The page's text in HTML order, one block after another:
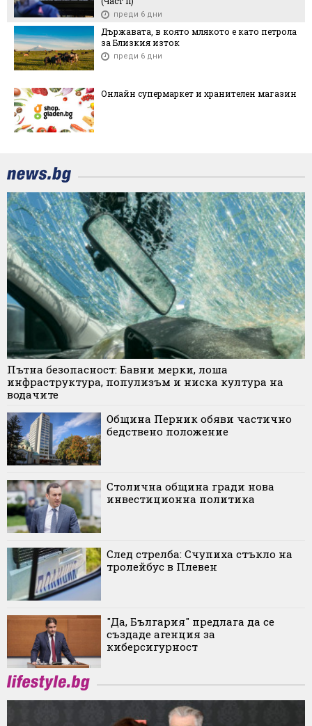
преди 6 дни
Държавата, в която млякото е като петрола
за Близкия изток
преди 6 дни
Онлайн супермаркет и хранителен магазин
Пътна безопасност: Бавни мерки, лоша
инфраструктура, популизъм и ниска култура на
водачите
Община Перник обяви частично
бедствено положение
Столична община гради нова
инвестиционна политика
След стрелба: Счупиха стъкло на
тролейбус в Плевен
"Да, България" предлага да се
създаде агенция за
киберсигурност